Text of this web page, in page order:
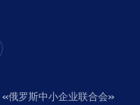
«俄罗斯中小企业联合会»